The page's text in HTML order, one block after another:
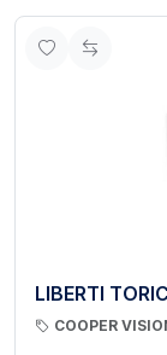
LIBERTI
COOPER